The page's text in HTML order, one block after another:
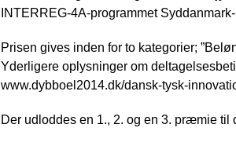
INTERREG-4A-programmet
Prisen gives inden for to kategorier;
Yderligere oplysninger om
www.dybboel2014.dk/dansk-tysk-
Der udloddes en 1., 2. og en 3. præmie til